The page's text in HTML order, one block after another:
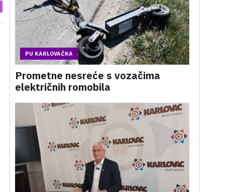
PU KARLOVAČKA
Prometne nesreće s vozačima
električnih romobila